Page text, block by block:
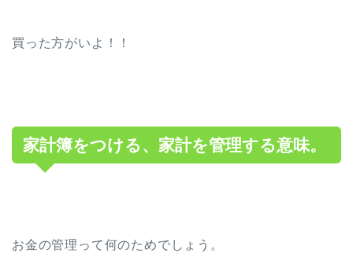
買った方がいよ！！
家計簿をつける、家計を管理する意味。
お金の管理って何のためでしょう。